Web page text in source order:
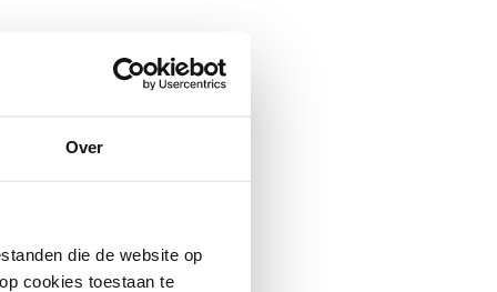
Over
die de website op
cookies toestaan te